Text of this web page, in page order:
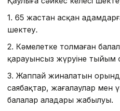
1. 65 жастан асқан
шектеу.
2. Кәмелетке толмаған
қарауынсыз жүруіне тыйым
3. Жаппай жиналатын
саябақтар, жағалаулар мен
балалар алаңдары жабылуы.